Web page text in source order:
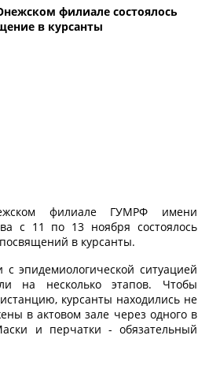
филиале состоялось
в курсанты
филиале ГУМРФ имени
с 11 по 13 ноября состоялось
в курсанты.
с эпидемиологической ситуацией
на несколько этапов. Чтобы
курсанты находились не
в актовом зале через одного в
и перчатки - обязательный